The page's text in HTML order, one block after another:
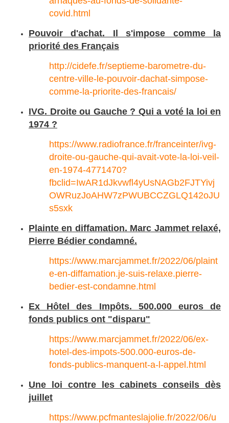
covid.html
Pouvoir d'achat. Il s'impose comme la
priorité des Français
http://cidefe.fr/septieme-barometre-du-
centre-ville-le-pouvoir-dachat-simpose-
comme-la-priorite-des-francais/
IVG. Droite ou Gauche ? Qui a voté la loi en
1974 ?
https://www.radiofrance.fr/franceinter/ivg-
droite-ou-gauche-qui-avait-vote-la-loi-veil-
en-1974-4771470?
fbclid=IwAR1dJkvwfl4yUsNAGb2FJTYivj
OWRuzJoAHW7zPWUBCCZGLQ142oJU
s5sxk
Plainte en diffamation. Marc Jammet relaxé,
Pierre Bédier condamné.
https://www.marcjammet.fr/2022/06/plaint
e-en-diffamation.je-suis-relaxe.pierre-
bedier-est-condamne.html
Ex Hôtel des Impôts. 500.000 euros de
fonds publics ont "disparu"
https://www.marcjammet.fr/2022/06/ex-
hotel-des-impots-500.000-euros-de-
fonds-publics-manquent-a-l-appel.html
Une loi contre les cabinets conseils dès
juillet
https://www.pcfmanteslajolie.fr/2022/06/u